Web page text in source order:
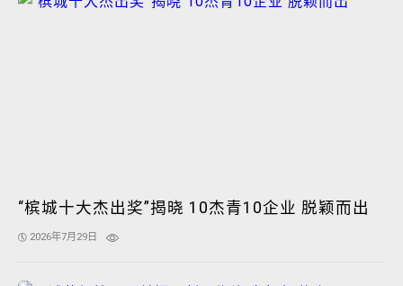
“槟城十大杰出奖”揭晓 10杰青10企业 脱颖而出
2026年7月29日